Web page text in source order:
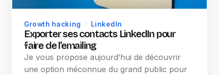
Growth hacking LinkedIn
Exporter ses contacts LinkedIn pour
faire de l’emailing
Je vous propose aujourd’hui de découvrir
une option méconnue du grand public pour